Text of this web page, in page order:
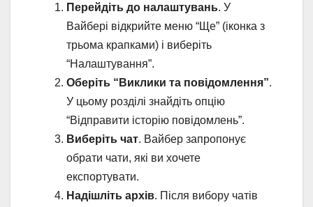
Перейдіть до налаштувань. У
Вайбері відкрийте меню “Ще” (іконка з
трьома крапками) і виберіть
“Налаштування”.
Оберіть “Виклики та повідомлення”.
У цьому розділі знайдіть опцію
“Відправити історію повідомлень”.
Виберіть чат. Вайбер запропонує
обрати чати, які ви хочете
експортувати.
Надішліть архів. Після вибору чатів